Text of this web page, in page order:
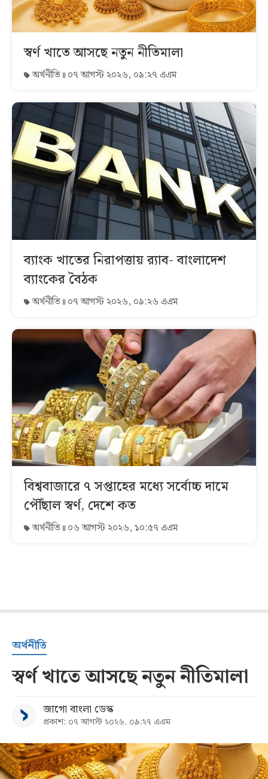
স্বর্ণ খাতে আসছে নতুন নীতিমালা
অর্থনীতি ০৭ আগস্ট ২০২৬, ০৯:২৭ এএম
ব্যাংক খাতের নিরাপত্তায় র‌্যাব- বাংলাদেশ
ব্যাংকের বৈঠক
অর্থনীতি ০৭ আগস্ট ২০২৬, ০৯:২৬ এএম
বিশ্ববাজারে ৭ সপ্তাহের মধ্যে সর্বোচ্চ দামে
পৌঁছাল স্বর্ণ, দেশে কত
অর্থনীতি ০৬ আগস্ট ২০২৬, ১০:৫৭ এএম
অর্থনীতি
স্বর্ণ খাতে আসছে নতুন নীতিমালা
জাগো বাংলা ডেস্ক
প্রকাশ: ০৭ আগস্ট ২০২৬, ০৯:২৭ এএম